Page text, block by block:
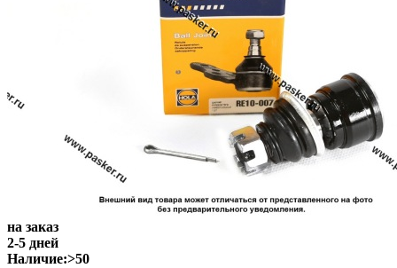
на заказ
2-5 дней
Наличие:>50